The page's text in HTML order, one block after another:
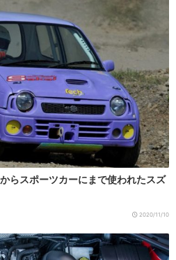
らスポーツカーにまで使われたスズ
2020/11/10